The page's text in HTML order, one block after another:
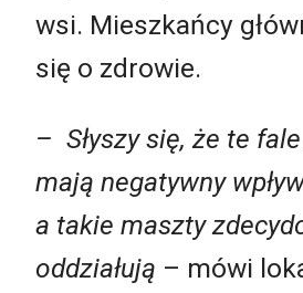
wsi. Mieszkańcy
się o zdrowie.
– Słyszy się, że te
mają negatywny
a takie maszty
oddziałują – mówi